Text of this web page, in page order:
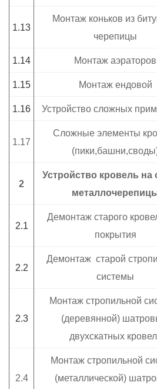
1.13
Монтаж коньков из
черепицы
1.14 Монтаж аэраторов
1.15 Монтаж ендовой
1.16 Устройство сложных
1.17
Сложные элементы
2
Устройство кровель на
2.1
Демонтаж старого
покрытия
2.2
Демонтаж старой
системы
2.3
Монтаж стропильной
(деревянной)
двухскатных
2.4
Монтаж стропильной
(металлической)